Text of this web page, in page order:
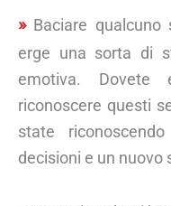
Baciare
erge una sorta di
emotiva. Dovete
riconoscere questi
state
decisioni e un nuovo